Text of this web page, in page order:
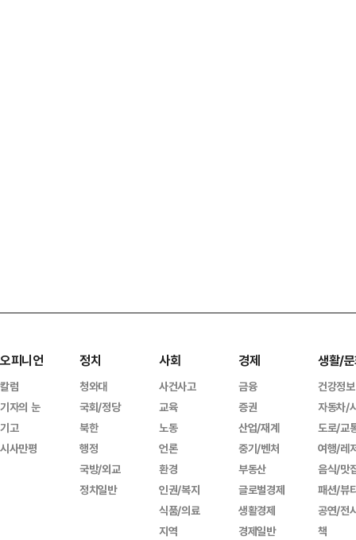
오피니언
칼럼
기자의 눈
기고
시사만평
정치
청와대
국회/정당
북한
행정
국방/외교
정치일반
사회
사건사고
교육
노동
언론
환경
인권/복지
식품/의료
지역
경제
금융
증권
산업/재계
중기/벤처
부동산
글로벌경제
생활경제
경제일반
생활/
건강정보
자동차/
도로/교
여행/레
음식/맛
패션/뷰
공연/전
책